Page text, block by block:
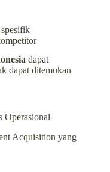
dapat
dapat ditemukan
Operasional
Acquisition yang